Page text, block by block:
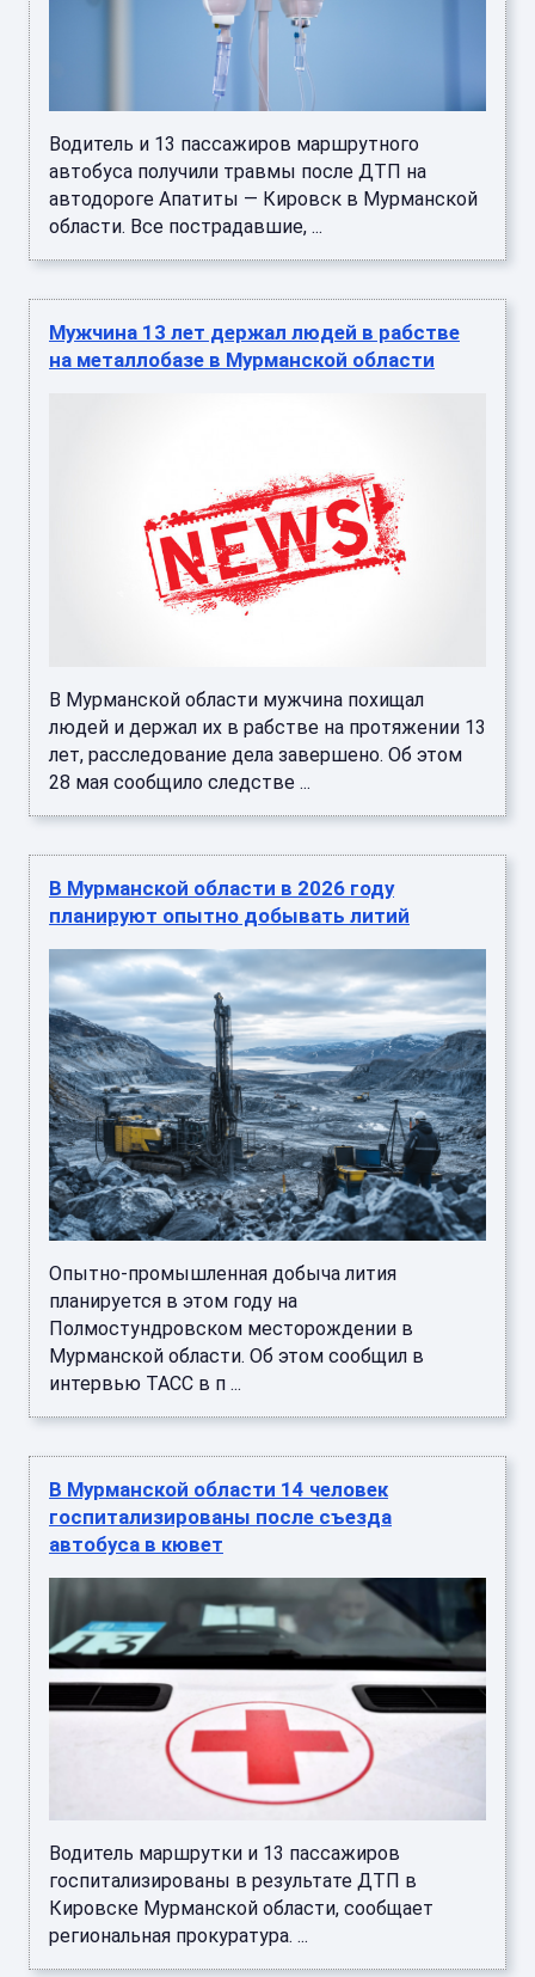
Водитель и 13 пассажиров маршрутного
автобуса получили травмы после ДТП на
автодороге Апатиты — Кировск в Мурманской
области. Все пострадавшие, ...
Мужчина 13 лет держал людей в рабстве
на металлобазе в Мурманской области
В Мурманской области мужчина похищал
людей и держал их в рабстве на протяжении 13
лет, расследование дела завершено. Об этом
28 мая сообщило следстве ...
В Мурманской области в 2026 году
планируют опытно добывать литий
Опытно-промышленная добыча лития
планируется в этом году на
Полмостундровском месторождении в
Мурманской области. Об этом сообщил в
интервью ТАСС в п ...
В Мурманской области 14 человек
госпитализированы после съезда
автобуса в кювет
Водитель маршрутки и 13 пассажиров
госпитализированы в результате ДТП в
Кировске Мурманской области, сообщает
региональная прокуратура. ...